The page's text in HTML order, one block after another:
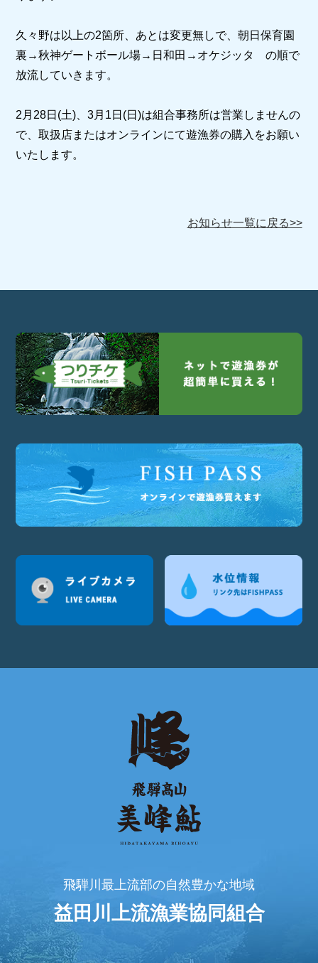
久々野は以上の2箇所、あとは変更無しで、朝日保育園
裏→秋神ゲートボール場→日和田→オケジッタ の順で
放流していきます。
2月28日(土)、3月1日(日)は組合事務所は営業しませんの
で、取扱店またはオンラインにて遊漁券の購入をお願い
いたします。
お知らせ一覧に戻る>>
飛騨川最上流部の自然豊かな地域
益田川上流漁業協同組合